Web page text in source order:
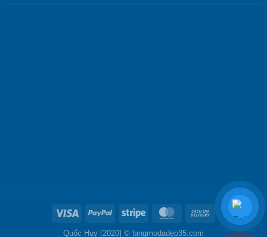
Quốc Huy [2020] © langmodadep35.com